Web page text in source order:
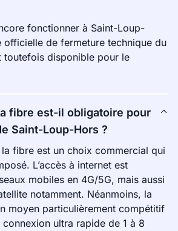
fonctionner à Saint-Loup-
officielle de fermeture technique du
toutefois disponible pour le
fibre est-il obligatoire pour
Saint-Loup-Hors ?
fibre est un choix commercial qui
L’accès à internet est
mobiles en 4G/5G, mais aussi
notamment. Néanmoins, la
moyen particulièrement compétitif
connexion ultra rapide de 1 à 8